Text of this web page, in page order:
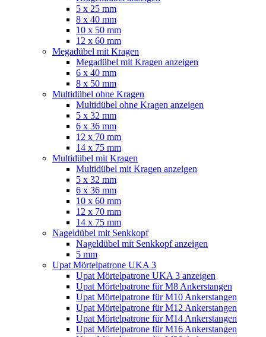
5 x 25 mm
8 x 40 mm
10 x 50 mm
12 x 60 mm
Megadübel mit Kragen
Megadübel mit Kragen anzeigen
6 x 40 mm
8 x 50 mm
Multidübel ohne Kragen
Multidübel ohne Kragen anzeigen
5 x 32 mm
6 x 36 mm
12 x 70 mm
14 x 75 mm
Multidübel mit Kragen
Multidübel mit Kragen anzeigen
5 x 32 mm
6 x 36 mm
10 x 60 mm
12 x 70 mm
14 x 75 mm
Nageldübel mit Senkkopf
Nageldübel mit Senkkopf anzeigen
5 mm
Upat Mörtelpatrone UKA 3
Upat Mörtelpatrone UKA 3 anzeigen
Upat Mörtelpatrone für M8 Ankerstangen
Upat Mörtelpatrone für M10 Ankerstangen
Upat Mörtelpatrone für M12 Ankerstangen
Upat Mörtelpatrone für M14 Ankerstangen
Upat Mörtelpatrone für M16 Ankerstangen